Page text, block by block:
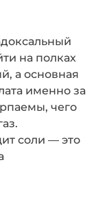
на полках
а основная
именно за
чего
соли — это